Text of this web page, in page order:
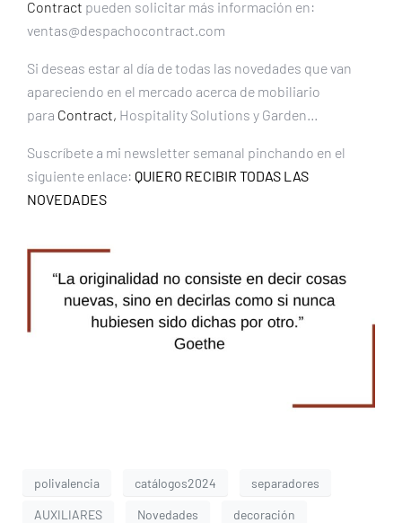
Contract pueden solicitar más información en:
ventas@despachocontract.com
Si deseas estar al día de todas las novedades que van
apareciendo en el mercado acerca de mobiliario
para Contract, Hospitality Solutions y Garden…
Suscríbete a mi newsletter semanal pinchando en el
siguiente enlace: QUIERO RECIBIR TODAS LAS
NOVEDADES
polivalencia catálogos2024 separadores
AUXILIARES Novedades decoración